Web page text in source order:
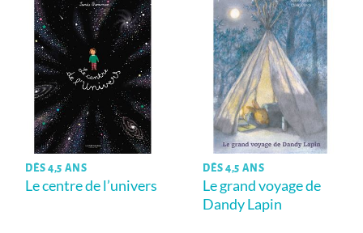
DÈS 4,5 ANS
Le centre de l’univers
DÈS 4,5 ANS
Le grand voyage de
Dandy Lapin